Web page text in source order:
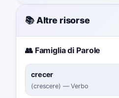
📚 Altre risorse
👥 Famiglia di Parole
crecer
(crescere) —Verbo